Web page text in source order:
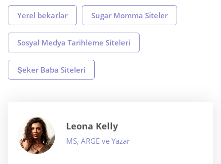
Yerel bekarlar Sugar Momma Siteler
Sosyal Medya Tarihleme Siteleri
Şeker Baba Siteleri
Leona Kelly
MS, ARGE ve Yazar